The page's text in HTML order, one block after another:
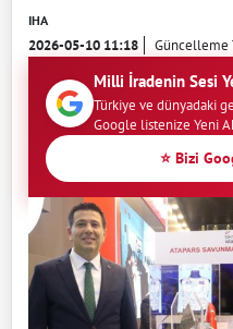
IHA
2026-05-10 11:18 Güncelleme
Milli İradenin Sesi
Türkiye ve dünyadaki
Google listenize Yeni
⭐ Bizi